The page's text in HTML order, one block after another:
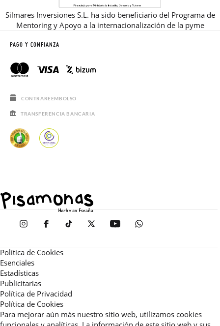
Silmares Inversiones S.L. ha sido beneficiario del Programa de
Mentoring y Apoyo a la internacionalización de la pyme
PAGO Y CONFIANZA
CONTRAREEMBOLSO
TRANSFERENCIA BANCARIA
Política de Cookies
Esenciales
Estadísticas
Publicitarias
Política de Privacidad
Política de Cookies
Para mejorar aún más nuestro sitio web, utilizamos cookies